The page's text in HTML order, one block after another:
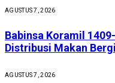
AGUSTUS 7, 2026
Babinsa Koramil
Distribusi Makan
AGUSTUS 7, 2026